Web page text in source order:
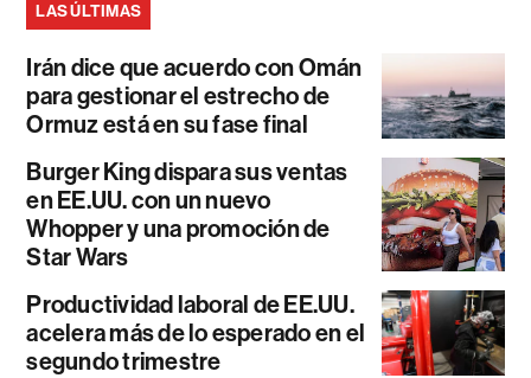
LAS ÚLTIMAS
Irán dice que acuerdo con Omán
para gestionar el estrecho de
Ormuz está en su fase final
Burger King dispara sus ventas
en EE.UU. con un nuevo
Whopper y una promoción de
Star Wars
Productividad laboral de EE.UU.
acelera más de lo esperado en el
segundo trimestre